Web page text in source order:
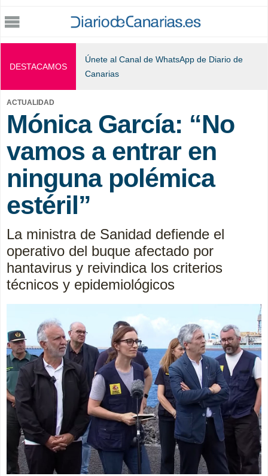
DESTACAMOS
Únete al Canal de WhatsApp de Diario de
Canarias
ACTUALIDAD
Mónica García: “No
vamos a entrar en
ninguna polémica
estéril”
La ministra de Sanidad defiende el
operativo del buque afectado por
hantavirus y reivindica los criterios
técnicos y epidemiológicos